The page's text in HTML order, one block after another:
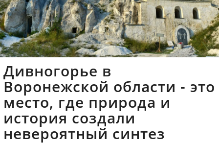
Дивногорье в
Воронежской области - это
место, где природа и
история создали
невероятный синтез